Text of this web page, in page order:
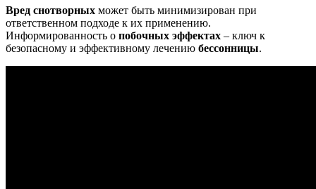
Вред снотворных может быть минимизирован при
ответственном подходе к их применению.
Информированность о побочных эффектах – ключ к
безопасному и эффективному лечению бессонницы.